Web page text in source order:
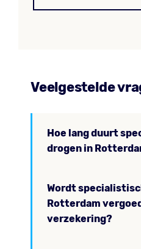
Veelgestelde
Hoe lang duurt
drogen in
Wordt
Rotterdam
verzekering?